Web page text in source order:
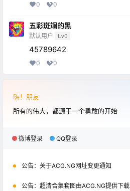
0 0
五彩斑斓的黑
默认用户 Lv0
45789642
0 0
嗨！朋友
所有的伟大，都源于一个勇敢的开始
微博登录 QQ登录
公告： 关于ACG.NG网址变更通知
公告： 超清合集套图由ACG.NG提供下载